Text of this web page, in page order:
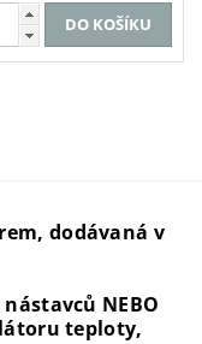
dodávaná v
NEBO
teploty,